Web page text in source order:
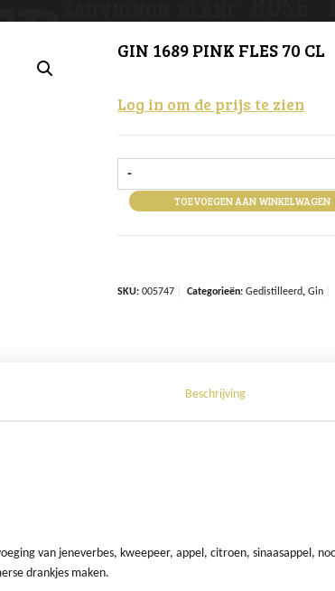
GIN 1689 PINK FLES 70 CL
Log in om de prijs te zien
-
TOEVOEGEN AAN WINKELWAGEN
SKU:005747 Categorieën:Gedistilleerd,Gin
Beschrijving
van jeneverbes, kweepeer, appel, citroen, sinaasappel,
drankjes maken.